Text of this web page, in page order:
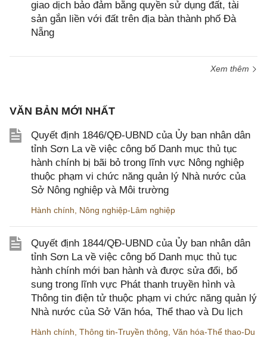
giao dịch bảo đảm bằng quyền sử dụng đất, tài
sản gắn liền với đất trên địa bàn thành phố Đà
Nẵng
Xem thêm
VĂN BẢN MỚI NHẤT
Quyết định 1846/QĐ-UBND của Ủy ban nhân dân
tỉnh Sơn La về việc công bố Danh mục thủ tục
hành chính bị bãi bỏ trong lĩnh vực Nông nghiệp
thuộc phạm vi chức năng quản lý Nhà nước của
Sở Nông nghiệp và Môi trường
Hành chính Nông nghiệp-Lâm nghiệp
Quyết định 1844/QĐ-UBND của Ủy ban nhân dân
tỉnh Sơn La về việc công bố Danh mục thủ tục
hành chính mới ban hành và được sửa đổi, bổ
sung trong lĩnh vực Phát thanh truyền hình và
Thông tin điện tử thuộc phạm vi chức năng quản lý
Nhà nước của Sở Văn hóa, Thể thao và Du lịch
Hành chính Thông tin-Truyền thông Văn hóa-Thể thao-Du